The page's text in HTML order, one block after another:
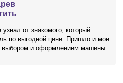
от знакомого, который
по выгодной цене. Пришло и мое
выбором и оформлением машины.